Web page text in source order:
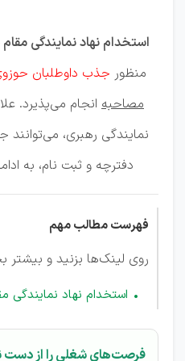
استخدام نهاد نمایندگی
منظور جذب داوطلبان
مصاحبه انجام می‌پذیرد.
نمایندگی رهبری،
دفترچه و ثبت نام، به
فهرست مطالب مهم
روی لینک‌ها بزنید و بیشتر
استخدام نهاد نمایندگی
فرصت‌های شغلی را از دست